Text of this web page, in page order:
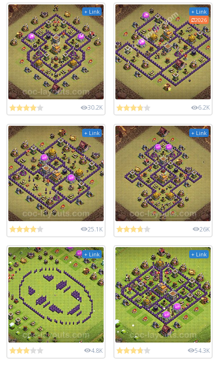
+ Link
30.2K
+ Link
2026
6.2K
+ Link
25.1K
+ Link
26K
+ Link
4.8K
+ Link
54.3K